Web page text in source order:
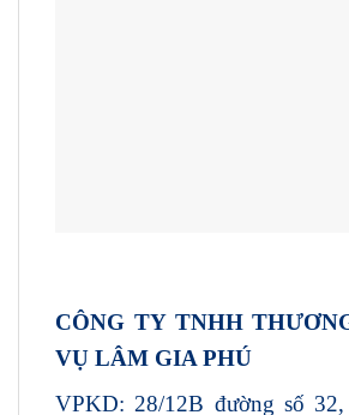
CÔNG TY TNHH
VỤ LÂM GIA PHÚ
VPKD: 28/12B đường số